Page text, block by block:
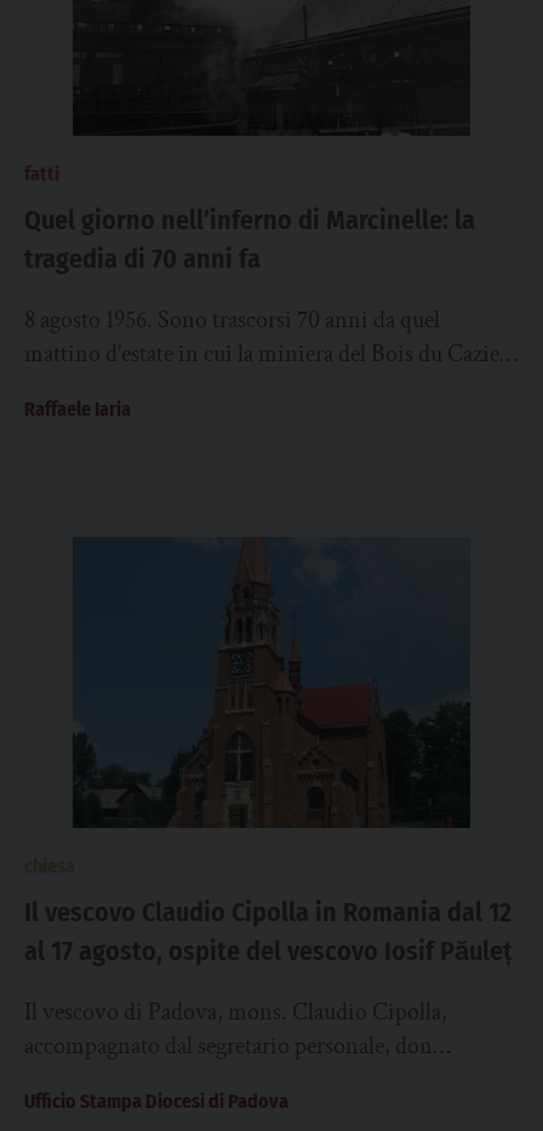
fatti
Quel giorno nell’inferno di Marcinelle: la
tragedia di 70 anni fa
8 agosto 1956. Sono trascorsi 70 anni da quel
mattino d’estate in cui la miniera del Bois du Cazier,
Raffaele Iaria
Il vescovo Claudio Cipolla in Romania dal 12
al 17 agosto, ospite del vescovo Iosif Păuleț
Il vescovo di Padova, mons. Claudio Cipolla,
accompagnato dal segretario personale, don
Diocesi di Iași nei giorni 12-17...
Ufficio Stampa Diocesi di Padova